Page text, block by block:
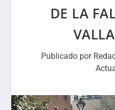
DE LA
Publicado por